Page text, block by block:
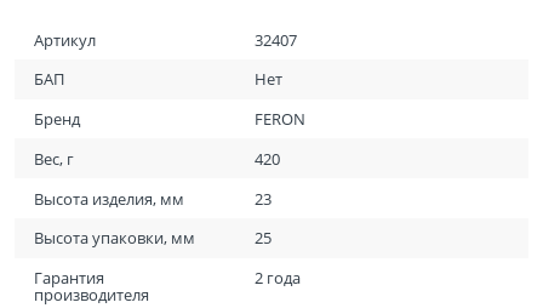
Артикул
32407
БАП
Нет
Бренд
FERON
Вес, г
420
Высота изделия, мм
23
Высота упаковки, мм
25
Гарантия
производителя
2 года